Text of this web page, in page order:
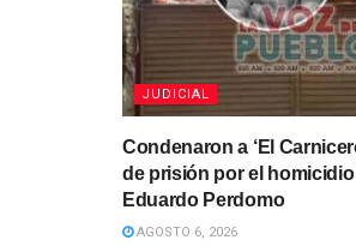
JUDICIAL
Condenaron a ‘El
de prisión por el
Eduardo Perdomo
AGOSTO 6, 2026